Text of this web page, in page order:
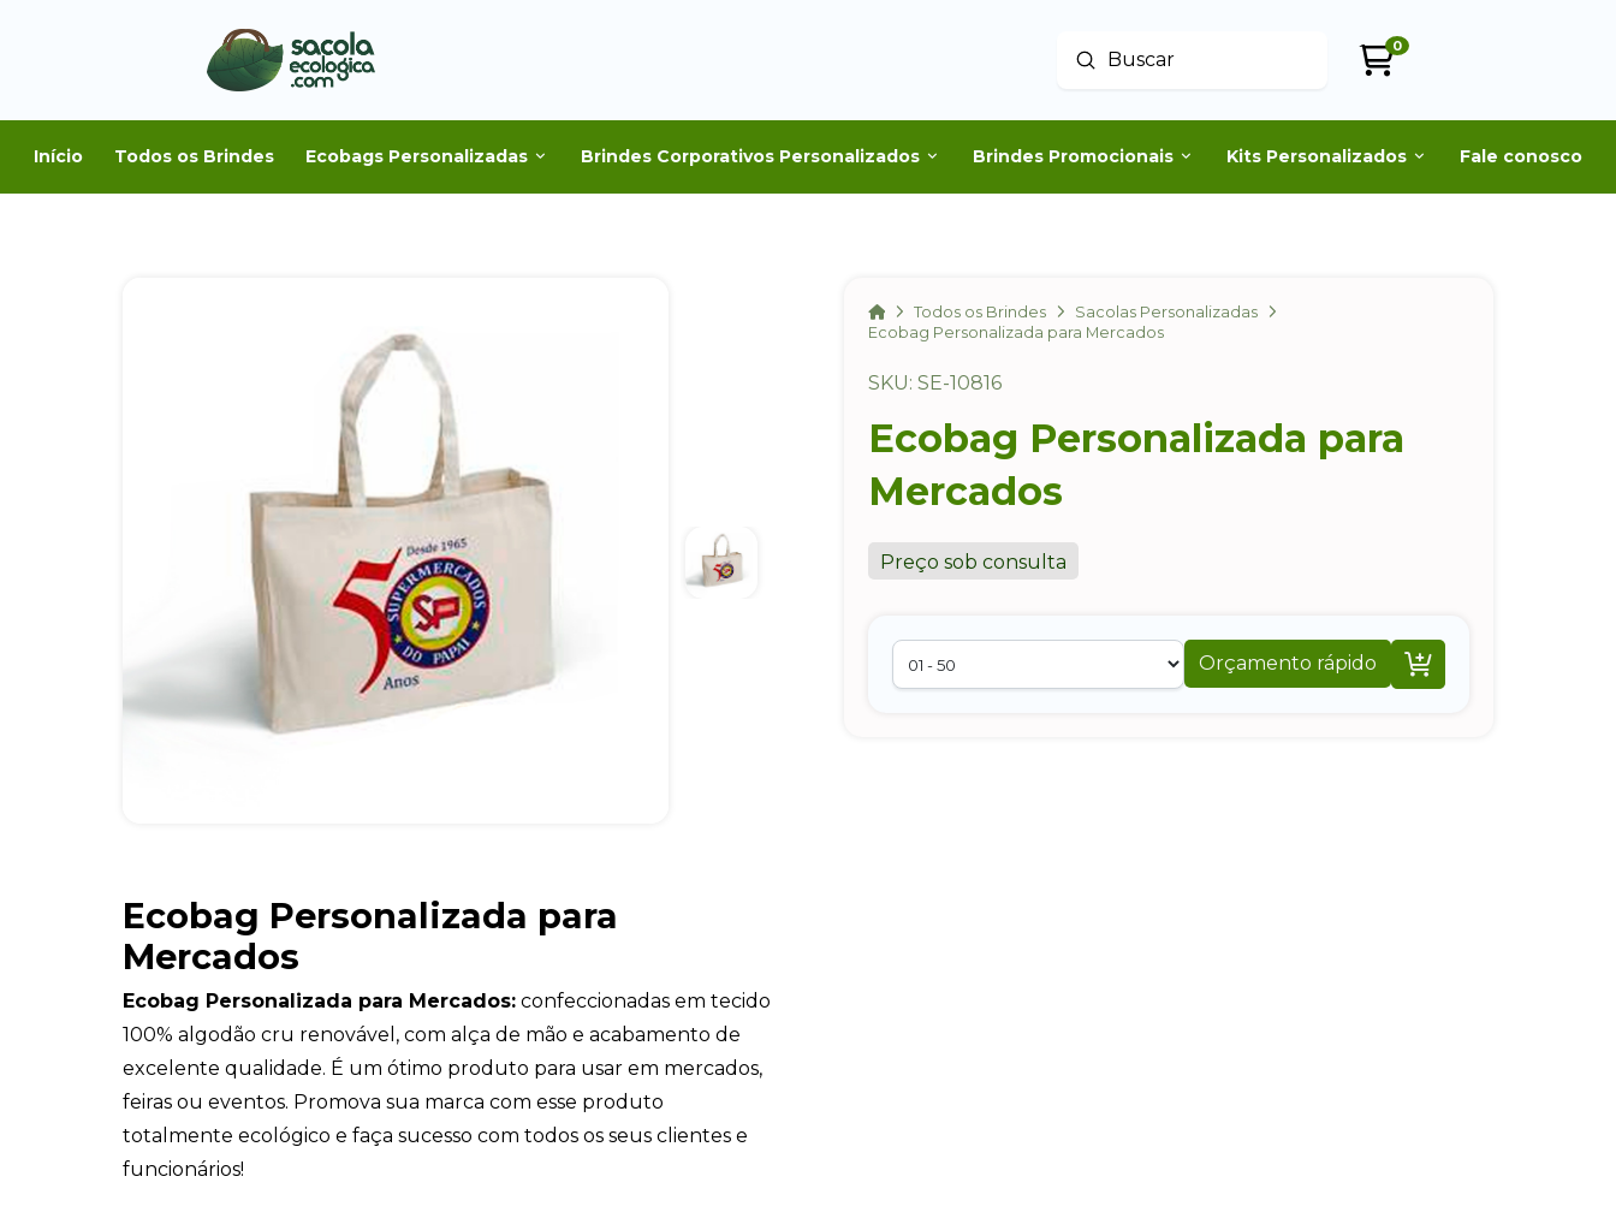
Buscar
Enviar
0
Início Todos os Brindes Ecobags Personalizadas Brindes Corporativos Personalizados Brindes Promocionais Kits Personalizados Fale conosco
HomeTodos os Brindes
Sacolas Personalizadas
Ecobag Personalizada para Mercados
SKU: SE-10816
Ecobag Personalizada para
Mercados
Preço sob consulta
Orçamento rápido 
Ecobag Personalizada para
Mercados
Ecobag Personalizada para Mercados: confeccionadas em tecido
100% algodão cru renovável, com alça de mão e acabamento de
excelente qualidade. É um ótimo produto para usar em mercados,
feiras ou eventos. Promova sua marca com esse produto
totalmente ecológico e faça sucesso com todos os seus clientes e
funcionários!